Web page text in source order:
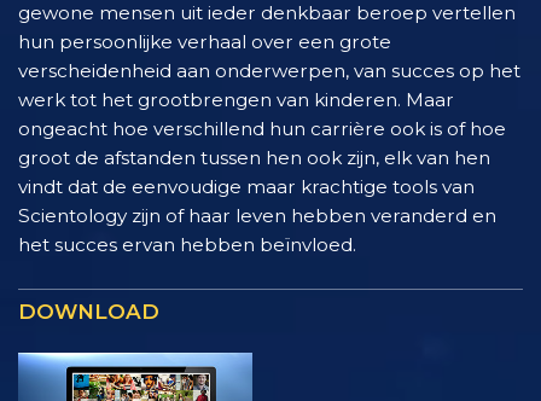
gewone mensen uit ieder denkbaar beroep vertellen
hun persoonlijke verhaal over een grote
verscheidenheid aan onderwerpen, van succes op het
werk tot het grootbrengen van kinderen. Maar
ongeacht hoe verschillend hun carrière ook is of hoe
groot de afstanden tussen hen ook zijn, elk van hen
vindt dat de eenvoudige maar krachtige tools van
Scientology zijn of haar leven hebben veranderd en
het succes ervan hebben beïnvloed.
DOWNLOAD